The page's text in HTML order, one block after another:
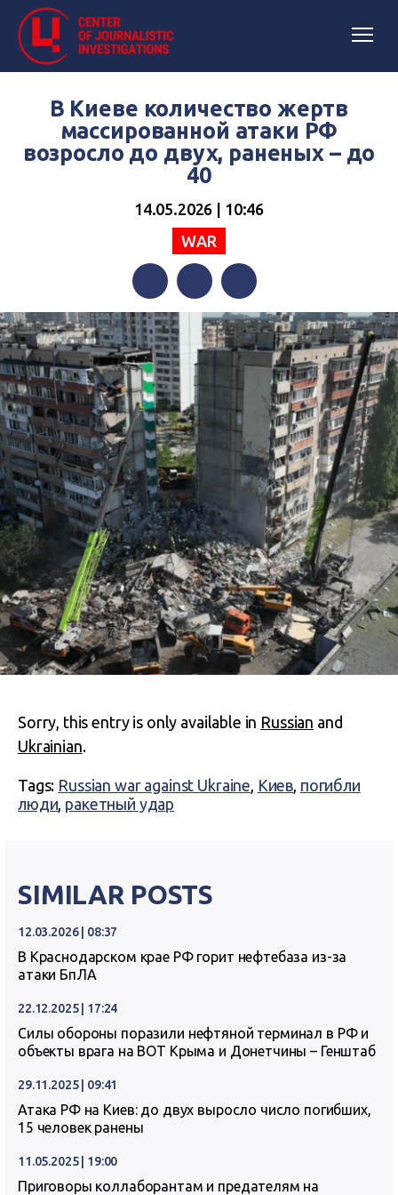
В Киеве количество жертв
массированной атаки РФ
возросло до двух, раненых – до
40
14.05.2026 | 10:46
WAR
FacebookTwitterTelegram
Sorry, this entry is only available in Russian and
Ukrainian.
Tags: Russian war against Ukraine, Киев, погибли
люди, ракетный удар
SIMILAR POSTS
12.03.2026 | 08:37
В Краснодарском крае РФ горит нефтебаза из-за
атаки БпЛА
22.12.2025 | 17:24
Силы обороны поразили нефтяной терминал в РФ и
объекты врага на ВОТ Крыма и Донетчины – Генштаб
29.11.2025 | 09:41
Атака РФ на Киев: до двух выросло число погибших,
15 человек ранены
11.05.2025 | 19:00
Приговоры коллаборантам и предателям на